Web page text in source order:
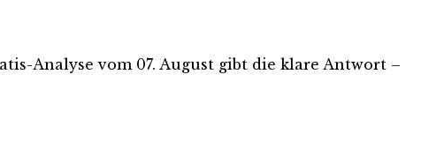
Analyse vom 07. August gibt die klare Antwort –